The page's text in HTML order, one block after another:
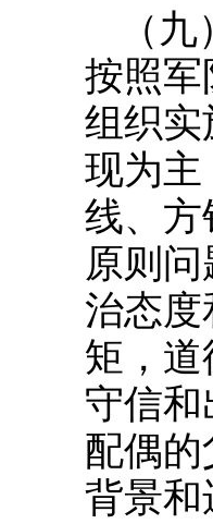
（
按照
组织
现为
线、
原则
治态
矩，
守信
配偶
背景